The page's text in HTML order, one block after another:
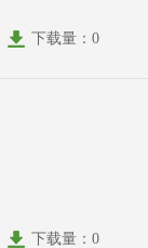
下载量：0
下载量：0